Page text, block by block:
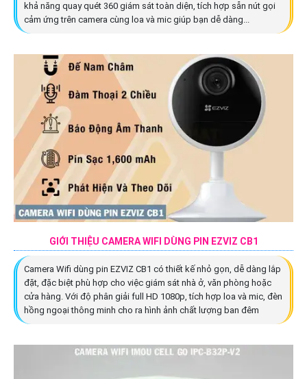
khả năng quay quét 360 giám sát toàn diện, tích hợp sẵn nút gọi
cảm ứng trên camera cùng loa và mic giúp bạn dễ dàng...
GIỚI THIỆU CAMERA WIFI DÙNG PIN EZVIZ CB1
Camera Wifi dùng pin EZVIZ CB1 có thiết kế nhỏ gọn, dễ dàng lắp
đặt, đặc biệt phù hợp cho việc giám sát nhà ở, văn phòng hoặc
cửa hàng. Với độ phân giải full HD 1080p, tích hợp loa và mic, đèn
hồng ngoại thông minh cho ra hình ảnh chất lượng ban đêm